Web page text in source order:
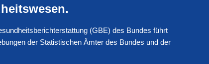
h
l
(GBE) des Bundes führt
der Statistischen Ämter des Bundes und der